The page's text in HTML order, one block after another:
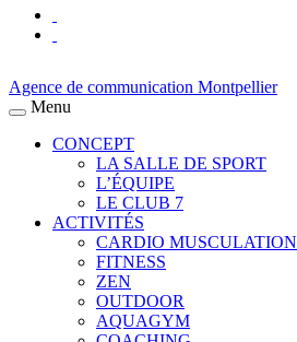
Agence de communication Montpellier
Menu
CONCEPT
LA SALLE DE SPORT
L’ÉQUIPE
LE CLUB 7
ACTIVITÉS
CARDIO MUSCULATION
FITNESS
ZEN
OUTDOOR
AQUAGYM